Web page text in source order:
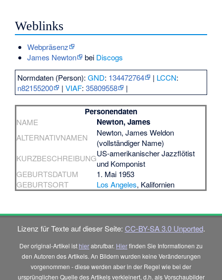
Weblinks
Webpräsenz
James Newton
bei Discogs
Normdaten (Person):GND: 134472764 | LCCN:
n82155200
|VIAF:35809558 |
Personendaten
NAME Newton, James
ALTERNATIVNAMEN
Newton, James Weldon
(vollständiger Name)
KURZBESCHREIBUNGUS-amerikanischer Jazzflötist
und Komponist
GEBURTSDATUM
1. Mai 1953
GEBURTSORT
Los Angeles, Kalifornien
Lizenz für Texte auf dieser Seite: CC-BY-SA 3.0 Unported.
Der original-Artikel ist hierabrufbar. Hierfinden Sie Informationen zu
den Autoren des Artikels. An Bildern wurden keine Veränderungen
vorgenommen - diese werden aber in der Regel wie bei der
ursprünglichen Quelle des Artikels verkleinert, d.h. als Vorschaubilder